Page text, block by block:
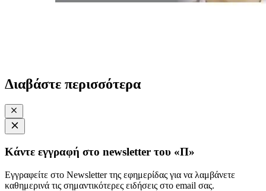
Διαβάστε περισσότερα
Κάντε εγγραφή στο newsletter του «Π»
Εγγραφείτε στο Newsletter της εφημερίδας για να λαμβάνετε
καθημερινά τις σημαντικότερες ειδήσεις στο email σας.